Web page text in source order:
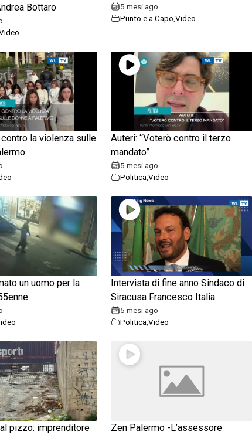
Bottaro
5 mesi ago
Punto e a Capo,Video
contro la violenza sulle
Auteri: “Voterò contro il terzo
mandato”
5 mesi ago
Politica,Video
un uomo per la
Intervista di fine anno Sindaco di
Siracusa Francesco Italia
5 mesi ago
Politica Video
pizzo: imprenditore
Zen Palermo -L’assessore